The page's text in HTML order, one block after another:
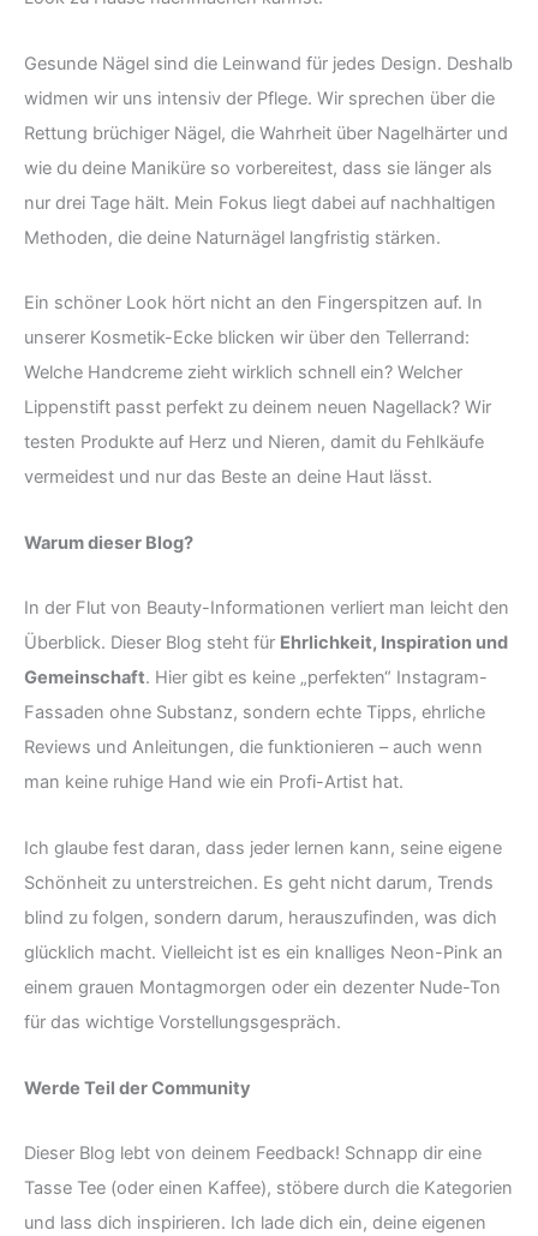
Gesunde Nägel sind die Leinwand für jedes Design. Deshalb
widmen wir uns intensiv der Pflege. Wir sprechen über die
Rettung brüchiger Nägel, die Wahrheit über Nagelhärter und
wie du deine Maniküre so vorbereitest, dass sie länger als
nur drei Tage hält. Mein Fokus liegt dabei auf nachhaltigen
Methoden, die deine Naturnägel langfristig stärken.
Ein schöner Look hört nicht an den Fingerspitzen auf. In
unserer Kosmetik-Ecke blicken wir über den Tellerrand:
Welche Handcreme zieht wirklich schnell ein? Welcher
Lippenstift passt perfekt zu deinem neuen Nagellack? Wir
testen Produkte auf Herz und Nieren, damit du Fehlkäufe
vermeidest und nur das Beste an deine Haut lässt.
Warum dieser Blog?
In der Flut von Beauty-Informationen verliert man leicht den
Überblick. Dieser Blog steht für Ehrlichkeit, Inspiration und
Gemeinschaft. Hier gibt es keine „perfekten“ Instagram-
Fassaden ohne Substanz, sondern echte Tipps, ehrliche
Reviews und Anleitungen, die funktionieren – auch wenn
man keine ruhige Hand wie ein Profi-Artist hat.
Ich glaube fest daran, dass jeder lernen kann, seine eigene
Schönheit zu unterstreichen. Es geht nicht darum, Trends
blind zu folgen, sondern darum, herauszufinden, was dich
glücklich macht. Vielleicht ist es ein knalliges Neon-Pink an
einem grauen Montagmorgen oder ein dezenter Nude-Ton
für das wichtige Vorstellungsgespräch.
Werde Teil der Community
Dieser Blog lebt von deinem Feedback! Schnapp dir eine
Tasse Tee (oder einen Kaffee), stöbere durch die Kategorien
und lass dich inspirieren. Ich lade dich ein, deine eigenen